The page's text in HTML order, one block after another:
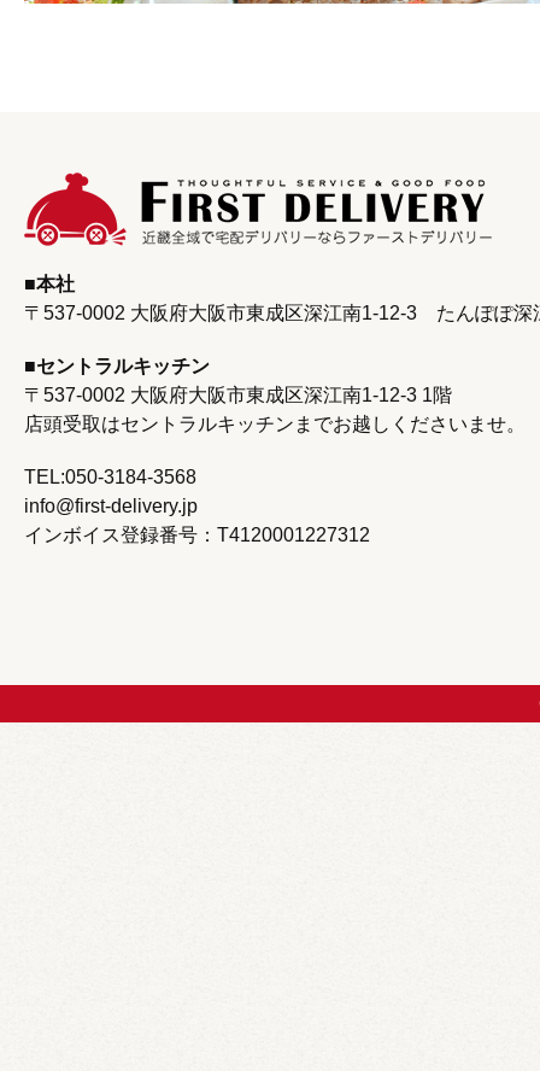
本社
〒537-0002 大阪府大阪市東成区深江南1-12-3 たんぽぽ
セントラルキッチン
〒537-0002 大阪府大阪市東成区深江南1‐12‐3 1階
店頭受取はセントラルキッチンまでお越しくださいませ。
TEL:050-3184-3568
info@first-delivery.jp
インボイス登録番号：T4120001227312